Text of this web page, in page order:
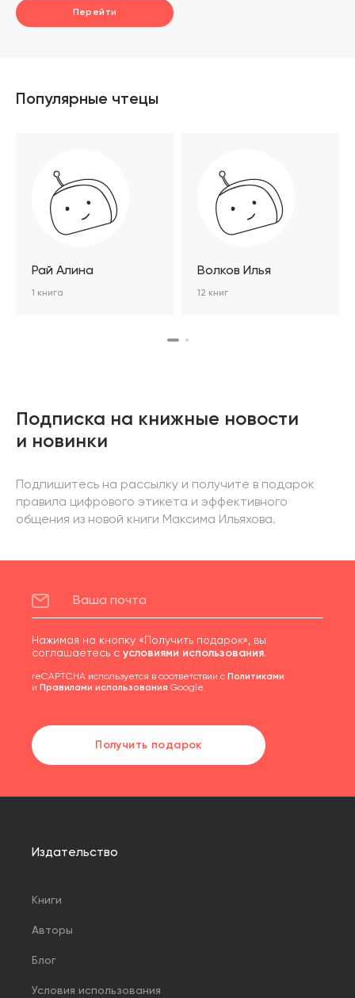
Перейти
Популярные чтецы
Рай Алина
1 книга
Волков Илья
12 книг
Подписка на книжные новости
и новинки
Подпишитесь на рассылку и получите в подарок
правила цифрового этикета и эффективного
общения из новой книги Максима Ильяхова.
Нажимая на кнопку «Получить подарок», вы
соглашаетесь с условиями использования.
reCAPTCHA используется в соответствии с Политиками
и Правилами использования Google.
Получить подарок
Издательство
Книги
Авторы
Блог
Условия использования